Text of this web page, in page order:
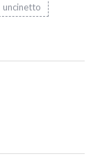
uncinetto